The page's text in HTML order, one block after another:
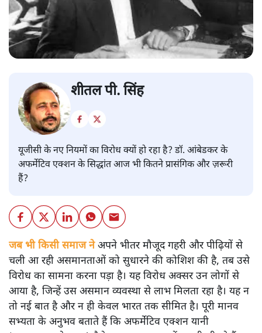
शीतल पी. सिंह
यूजीसी के नए नियमों का विरोध क्यों हो रहा है? डॉ. आंबेडकर के
अफर्मेटिव एक्शन के सिद्धांत आज भी कितने प्रासंगिक और ज़रूरी
हैं?
जब भी किसी समाज नेअपने भीतर मौजूद गहरी और पीढ़ियों से
चली आ रही असमानताओं को सुधारने की कोशिश की है, तब उसे
विरोध का सामना करना पड़ा है। यह विरोध अक्सर उन लोगों से
आया है, जिन्हें उस असमान व्यवस्था से लाभ मिलता रहा है। यह न
तो नई बात है और न ही केवल भारत तक सीमित है। पूरी मानव
सभ्यता के अनुभव बताते हैं कि अफर्मेटिव एक्शन यानी